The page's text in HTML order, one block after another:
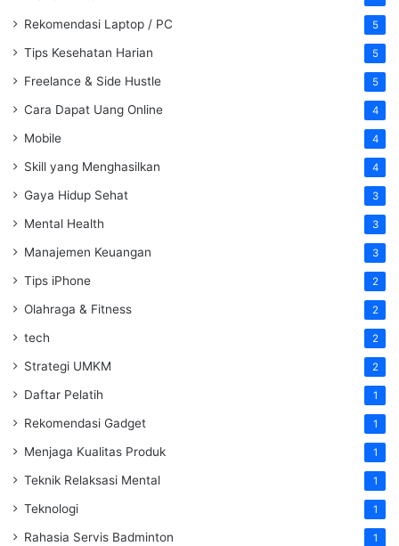
Rekomendasi Laptop / PC 5
Tips Kesehatan Harian 5
Freelance & Side Hustle 5
Cara Dapat Uang Online 4
Mobile 4
Skill yang Menghasilkan 4
Gaya Hidup Sehat 3
Mental Health 3
Manajemen Keuangan 3
Tips iPhone 2
Olahraga & Fitness 2
tech 2
Strategi UMKM 2
Daftar Pelatih 1
Rekomendasi Gadget 1
Menjaga Kualitas Produk 1
Teknik Relaksasi Mental 1
Teknologi 1
Rahasia Servis Badminton 1